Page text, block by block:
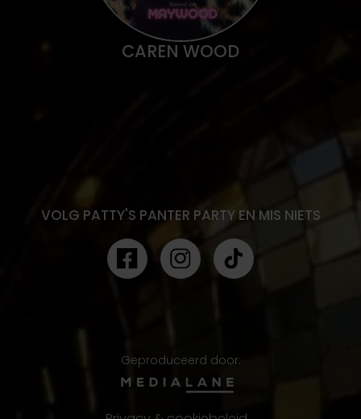
CAREN WOOD
VOLG PATTY'S PANTER PARTY EN MIS NIETS
Geproduceerd door: